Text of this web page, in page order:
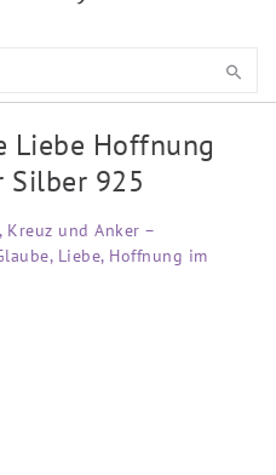
Liebe Hoffnung
Silber 925